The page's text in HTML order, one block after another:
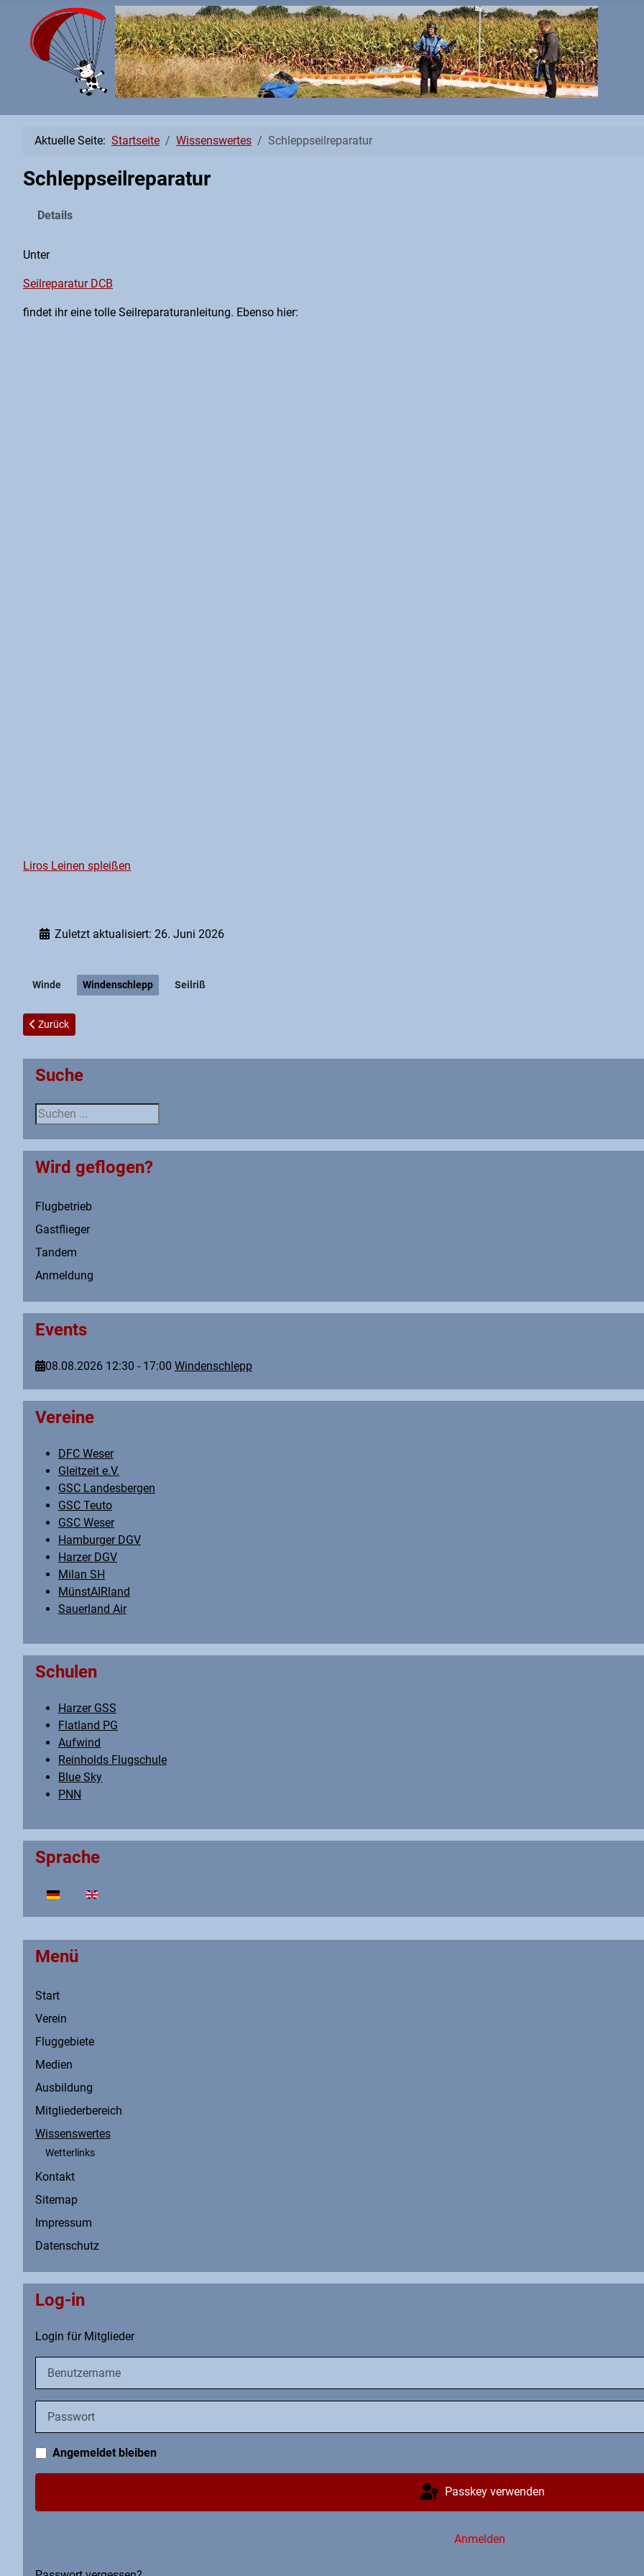
Menü
Start
Verein
Fluggebiete
Medien
Ausbildung
Mitgliederbereich
Wissenswertes
Wetterlinks
Kontakt
Sitemap
Impressum
Datenschutz
Log-in
Login für Mitglieder
Angemeldet bleiben
Passkey verwenden
Anmelden
Aktuelle Seite: Startseite Wissenswertes Schleppseilreparatur
Schleppseilreparatur
Details
Unter
Seilreparatur DCB
findet ihr eine tolle Seilreparaturanleitung. Ebenso hier:
Liros Leinen spleißen
Zuletzt aktualisiert: 26. Juni 2026
Winde Windenschlepp Seilriß
Vorheriger Beitrag: Neues zur Sicherheit beim Windenschlepp
Zurück
Suche
Suche
Wird geflogen?
Flugbetrieb
Gastflieger
Tandem
Anmeldung
Events
08.08.2026 12:30 - 17:00 Windenschlepp
Vereine
DFC Weser
Gleitzeit e.V.
GSC Landesbergen
GSC Teuto
GSC Weser
Hamburger DGV
Harzer DGV
Milan SH
MünstAIRland
Sauerland Air
Schulen
Harzer GSS
Flatland PG
Aufwind
Reinholds Flugschule
Blue Sky
PNN
Sprache
Sprache auswählen